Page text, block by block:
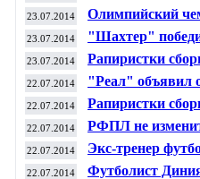
23.07.2014
Олимпийский
объявил о
23.07.2014
"Шахтер"
Суперкубок
23.07.2014
Рапиристки
фехтованию в
22.07.2014
"Реал" объявил
бомбардиром
22.07.2014
Рапиристки
мира по
22.07.2014
РФПЛ не
пройдет 2
22.07.2014
Экс-тренер
Сербии
22.07.2014 Футболист